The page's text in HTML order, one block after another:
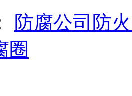
防腐公司 防火
圈